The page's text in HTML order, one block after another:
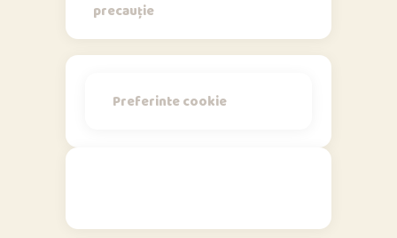
precauție
Preferinte cookie